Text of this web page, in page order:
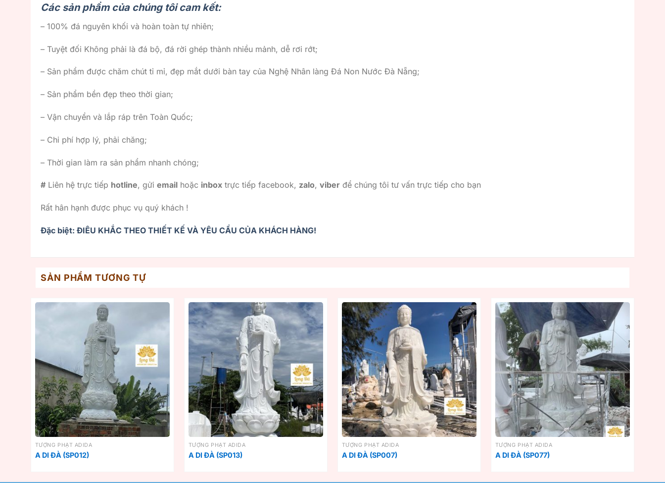
Các sản phẩm của chúng tôi cam kết:
– 100% đá nguyên khối và hoàn toàn tự nhiên;
– Tuyệt đối Không phải là đá bộ, đá rời ghép thành nhiều mảnh, dễ rơi rớt;
– Sản phẩm được chăm chút tỉ mỉ, đẹp mắt dưới bàn tay của Nghệ Nhân làng Đá Non Nước Đà Nẵng;
– Sản phẩm bền đẹp theo thời gian;
– Vận chuyển và lắp ráp trên Toàn Quốc;
– Chi phí hợp lý, phải chăng;
– Thời gian làm ra sản phẩm nhanh chóng;
# Liên hệ trực tiếp hotline, gửi email hoặc inbox trực tiếp facebook, zalo, viber để chúng tôi tư vấn trực tiếp cho bạn
Rất hân hạnh được phục vụ quý khách !
Đặc biệt: ĐIÊU KHẮC THEO THIẾT KẾ VÀ YÊU CẦU CỦA KHÁCH HÀNG!
SẢN PHẨM TƯƠNG TỰ
TƯỢNG PHẬT ADIDA
A DI ĐÀ (SP012)
TƯỢNG PHẬT ADIDA
A DI ĐÀ (SP013)
TƯỢNG PHẬT ADIDA
A DI ĐÀ (SP007)
TƯỢNG PHẬT ADIDA
A DI ĐÀ (SP077)